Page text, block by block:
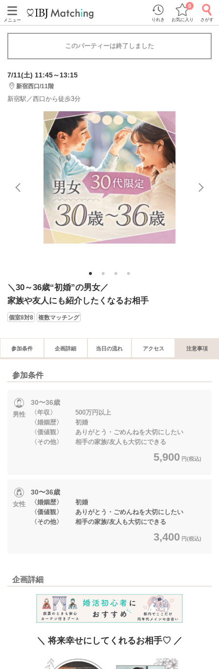
メニュー りれき お気に入り
0
さがす
このパーティーは終了しました
7/11(土) 11:45～13:15
新宿西口/11階
新宿駅／西口から徒歩3分
1 2 3 4
＼30～36歳“初婚”の男女／
家族や友人にも紹介したくなるお相手
個室8対8 複数マッチング
参加条件 企画詳細 当日の流れ アクセス 注意事項
参加条件
男性
30〜36歳
〈年収〉 500万円以上
〈婚姻歴〉 初婚
〈価値観〉 ありがとう・ごめんねを大切にしたい
〈その他〉 相手の家族/友人も大切にできる
5,900 円(税込)
女性
30〜36歳
〈婚姻歴〉 初婚
〈価値観〉 ありがとう・ごめんねを大切にしたい
〈その他〉 相手の家族/友人も大切にできる
3,400 円(税込)
企画詳細
＼ 将来幸せにしてくれるお相手♡ ／